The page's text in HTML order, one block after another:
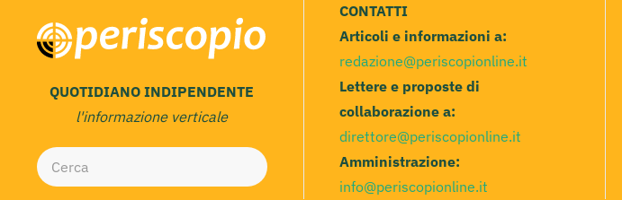
QUOTIDIANO INDIPENDENTE
l'informazione verticale
CONTATTI
Articoli e informazioni a:
redazione@periscopionline.it
Lettere e proposte di
collaborazione a:
direttore@periscopionline.it
Amministrazione:
info@periscopionline.it